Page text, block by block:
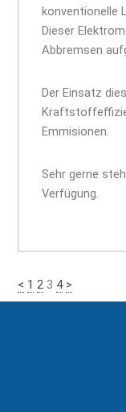
konventionelle
Dieser
Abbremsen
Der Einsatz
Emmisionen.
Sehr gerne
Verfügung.
< 1 2 3 4 >